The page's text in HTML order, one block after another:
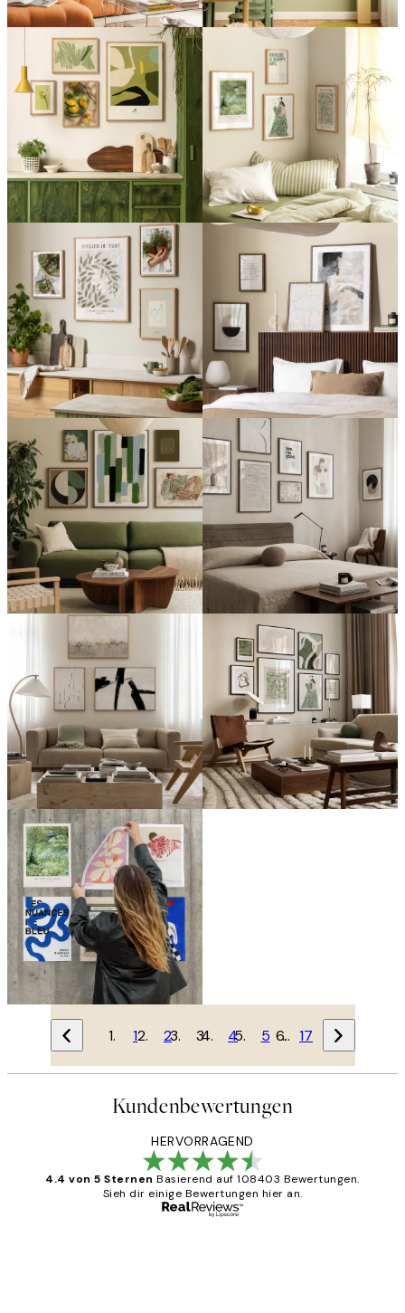
1 2 3 4 5 … 17
Kundenbewertungen
HERVORRAGEND
4.4 von 5 Sternen Basierend auf 108403 Bewertungen.
Sieh dir einige Bewertungen hier an.